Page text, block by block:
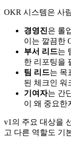
OKR 시스템은 사
경영진은 롤
이는 깔끔한
부서 리드는
한 리포팅을
팀 리드는 목
된 체크인 워
기여자는 간
이 왜 중요한
v1의 주요 대상을
고 다른 역할도 기